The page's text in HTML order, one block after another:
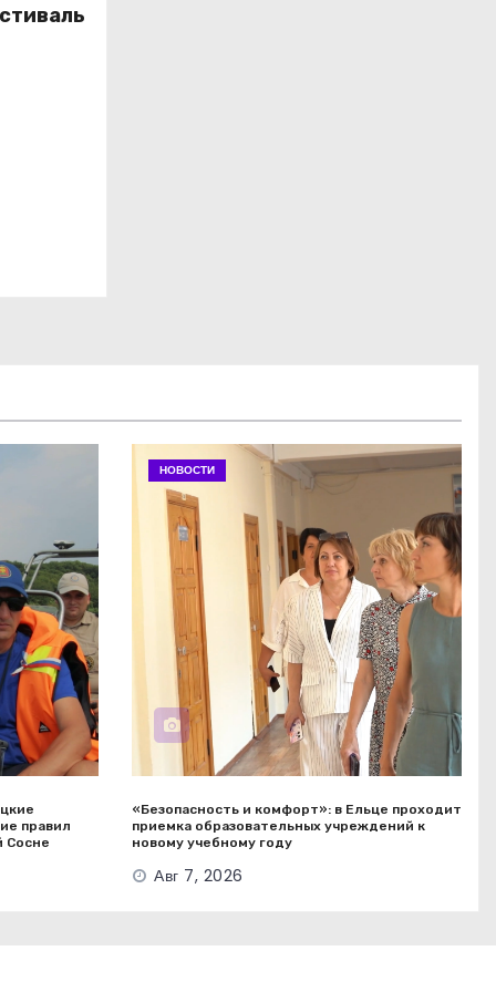
правил
Сосне
НОВОСТИ
«Безопасность и комфорт»: в Ельце проходит
приемка образовательных учреждений к
новому учебному году
Авг 7, 2026